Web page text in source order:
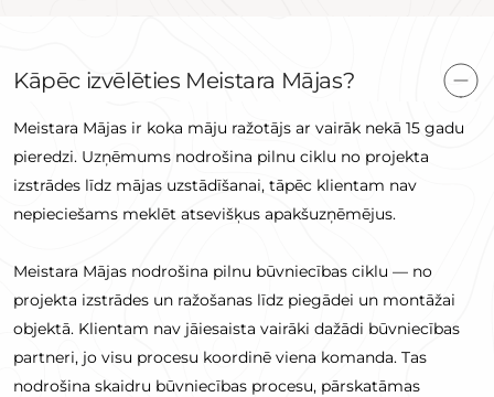
Kāpēc izvēlēties Meistara Mājas?
Meistara Mājas ir koka māju ražotājs ar vairāk nekā 15 gadu
pieredzi. Uzņēmums nodrošina pilnu ciklu no projekta
izstrādes līdz mājas uzstādīšanai, tāpēc klientam nav
nepieciešams meklēt atsevišķus apakšuzņēmējus.
Meistara Mājas nodrošina pilnu būvniecības ciklu — no
projekta izstrādes un ražošanas līdz piegādei un montāžai
objektā. Klientam nav jāiesaista vairāki dažādi būvniecības
partneri, jo visu procesu koordinē viena komanda. Tas
nodrošina skaidru būvniecības procesu, pārskatāmas